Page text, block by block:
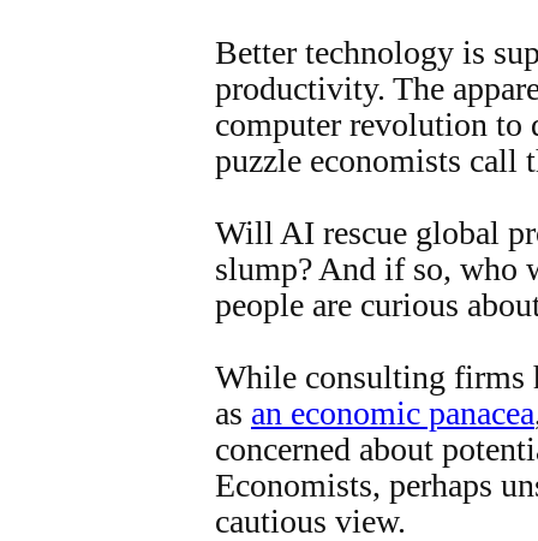
Better technology is
productivity. The
computer revolution to
puzzle economists call
Will AI rescue global
slump? And if so, who
people are curious
While consulting firms
as an economic panacea
concerned about
Economists, perhaps
cautious view.